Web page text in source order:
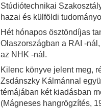
Stúdiótechnikai
hazai és külföldi
Hét hónapos ösztöndíjas
Olaszországban a RAI -
az NHK -nál.
Kilenc könyve jelent meg,
Zsdánszky Kálmánnal
témájában két kiadásban
(Mágneses hangrögzítés,